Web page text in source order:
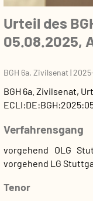
Urteil des
05.08.2025,
BGH 6a. Zivilsenat|
BGH 6a. Zivilsenat,
Verfahrensgang
vorgehend OLG
vorgehend LG
Tenor